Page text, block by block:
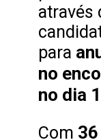
através
para
no
no dia
Com